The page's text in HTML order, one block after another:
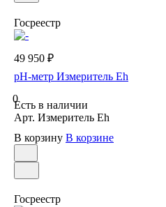
Госреестр
49 950 ₽
рН-метр Измеритель Eh
0
Есть в наличии
Арт. Измеритель Eh
В корзину В корзине
Госреестр